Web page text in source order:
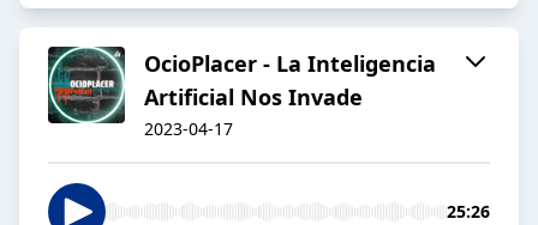
OcioPlacer - La Inteligencia
Artificial Nos Invade
2023-04-17
25:26